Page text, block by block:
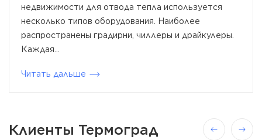
недвижимости для отвода тепла используется
несколько типов оборудования. Наиболее
распространены градирни, чиллеры и драйкулеры.
Каждая...
Читать дальше
Клиенты Термоград